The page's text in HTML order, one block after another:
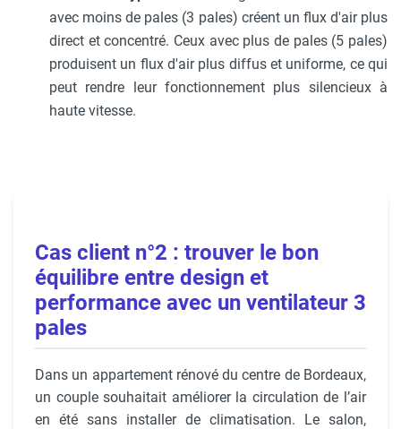
avec moins de pales (3 pales) créent un flux d'air plus
direct et concentré. Ceux avec plus de pales (5 pales)
produisent un flux d'air plus diffus et uniforme, ce qui
peut rendre leur fonctionnement plus silencieux à
haute vitesse.
Cas client n°2 : trouver le bon
équilibre entre design et
performance avec un ventilateur 3
pales
Dans un appartement rénové du centre de Bordeaux,
un couple souhaitait améliorer la circulation de l’air
en été sans installer de climatisation. Le salon,